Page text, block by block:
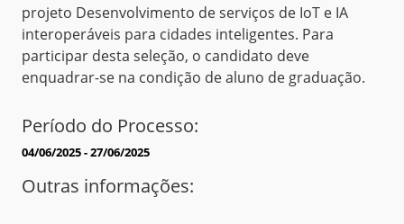
projeto Desenvolvimento de serviços de IoT e IA
interoperáveis para cidades inteligentes. Para
participar desta seleção, o candidato deve
enquadrar-se na condição de aluno de graduação.
Período do Processo:
04/06/2025 - 27/06/2025
Outras informações: